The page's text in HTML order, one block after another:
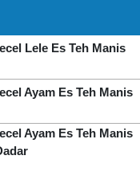
Lele Es Teh Manis
Ayam Es Teh Manis
Ayam Es Teh Manis